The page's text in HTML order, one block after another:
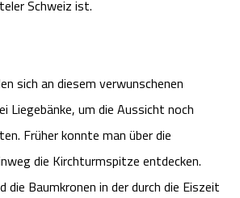
A A
Schweiz ist.
sich an diesem verwunschenen
Liegebänke, um die Aussicht noch
Früher konnte man über die
die Kirchturmspitze entdecken.
die Baumkronen in der durch die Eiszeit